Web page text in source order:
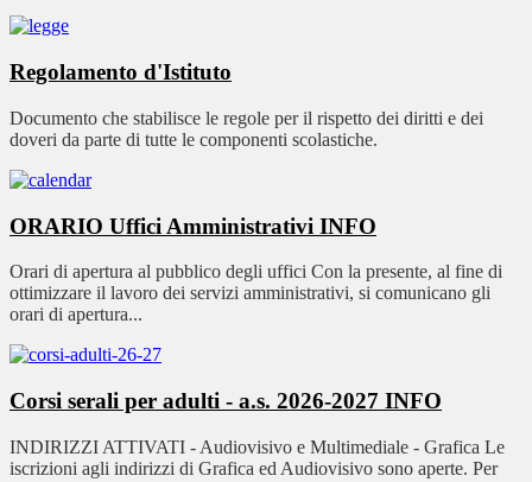
Regolamento d'Istituto
Documento che stabilisce le regole per il rispetto dei diritti e dei
doveri da parte di tutte le componenti scolastiche.
ORARIO Uffici Amministrativi INFO
Orari di apertura al pubblico degli uffici Con la presente, al fine di
ottimizzare il lavoro dei servizi amministrativi, si comunicano gli
orari di apertura...
Corsi serali per adulti - a.s. 2026-2027 INFO
INDIRIZZI ATTIVATI - Audiovisivo e Multimediale - Grafica Le
iscrizioni agli indirizzi di Grafica ed Audiovisivo sono aperte. Per